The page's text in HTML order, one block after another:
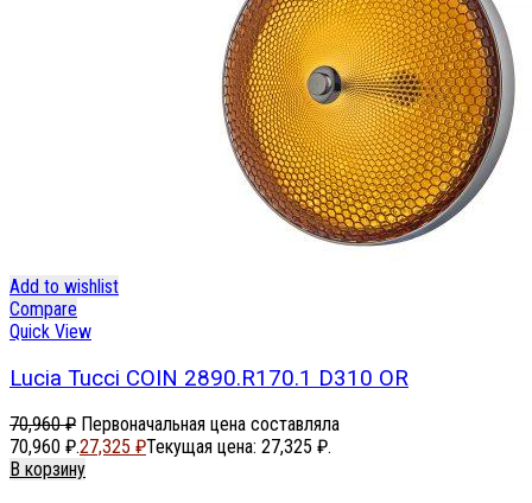
Add to wishlist
Compare
Quick View
Lucia Tucci COIN 2890.R170.1 D310 OR
70,960₽ Первоначальная цена составляла
70,960 ₽.27,325 ₽Текущая цена: 27,325 ₽.
В корзину